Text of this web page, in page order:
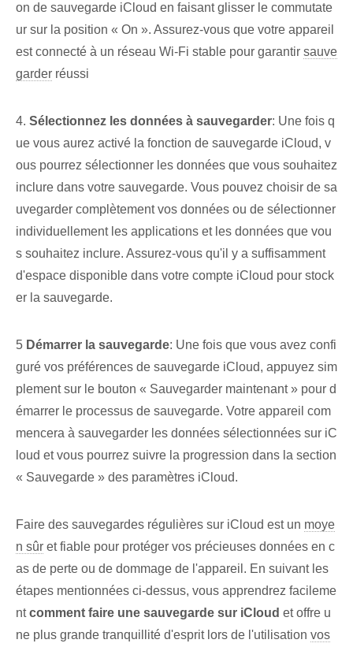
on de sauvegarde iCloud en faisant glisser le commutate
ur sur la position « On ». Assurez-vous que votre appareil
est connecté à un réseau Wi-Fi stable pour garantir sauve
garder réussi
4. Sélectionnez les données à sauvegarder: Une fois q
ue vous aurez activé la fonction de sauvegarde iCloud, v
ous pourrez sélectionner les données que vous souhaitez
inclure dans votre sauvegarde. Vous pouvez choisir de sa
uvegarder complètement vos ⁢données ou de sélectionner⁤
individuellement les applications et les données que vou
s souhaitez inclure.⁣ Assurez-vous qu'il y a suffisamment
d'espace disponible dans votre ⁤compte iCloud pour stock
er la sauvegarde.
5 Démarrer⁤ la sauvegarde: Une fois que vous avez confi
guré vos préférences de sauvegarde iCloud, appuyez sim
plement sur le bouton « Sauvegarder maintenant » pour d
émarrer le processus de sauvegarde. Votre appareil com
mencera à sauvegarder les données sélectionnées sur iC
loud et vous pourrez suivre la progression dans la section
« Sauvegarde » des paramètres iCloud.
Faire des sauvegardes régulières⁤ sur⁢ iCloud est⁤ un⁤ moye
n sûr et ⁣fiable pour⁢ protéger vos précieuses données⁤ en c
as de perte ou de dommage de l'appareil. En suivant les⁤
étapes mentionnées⁢ ci-dessus, vous apprendrez facileme
ntcomment faire une sauvegarde sur iCloud et offre u
ne plus grande tranquillité d'esprit lors de l'utilisation vos